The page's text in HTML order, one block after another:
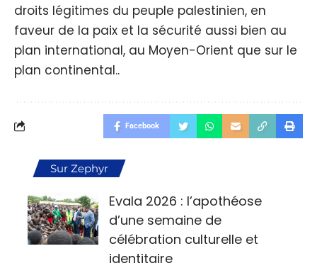
droits légitimes du peuple palestinien, en
faveur de la paix et la sécurité aussi bien au
plan international, au Moyen-Orient que sur le
plan continental..
Facebook
Sur Zephyr
Evala 2026 : l’apothéose
d’une semaine de
célébration culturelle et
identitaire